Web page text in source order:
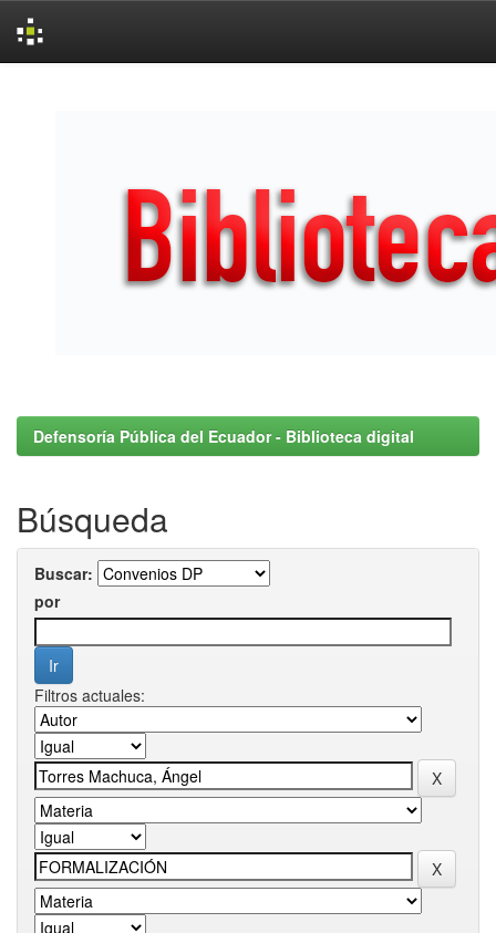
Defensoría Pública del Ecuador - Biblioteca digital
Búsqueda
Buscar:
por
Filtros actuales: